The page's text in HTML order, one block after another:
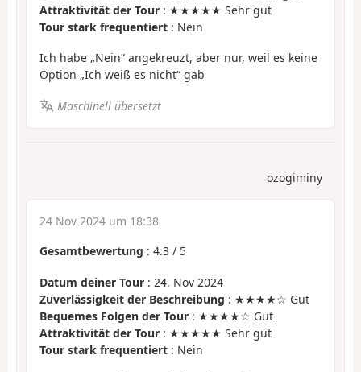
Attraktivität der Tour : ★★★★★ Sehr gut
Tour stark frequentiert : Nein
Ich habe „Nein“ angekreuzt, aber nur, weil es keine
Option „Ich weiß es nicht“ gab
Maschinell übersetzt
ozogiminy
24 Nov 2024 um 18:38
Gesamtbewertung : 4.3 / 5
Datum deiner Tour : 24. Nov 2024
Zuverlässigkeit der Beschreibung : ★★★★☆ Gut
Bequemes Folgen der Tour : ★★★★☆ Gut
Attraktivität der Tour : ★★★★★ Sehr gut
Tour stark frequentiert : Nein